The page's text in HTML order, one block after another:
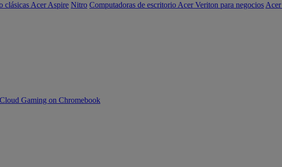
clásicas Acer Aspire Nitro Computadoras de escritorio Acer Veriton para negocios
Cloud Gaming on Chromebook